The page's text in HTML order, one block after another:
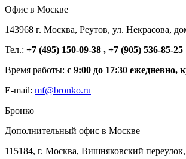
Офис в Москве
143968 г. Москва, Реутов, ул. Некрасова,
Тел.: +7 (495) 150-09-38 , +7 (905) 536-85-25
Время работы: с 9:00 до 17:30 ежедневно,
E-mail: mf@bronko.ru
Бронко
Дополнительный офис в Москве
115184, г. Москва, Вишняковский